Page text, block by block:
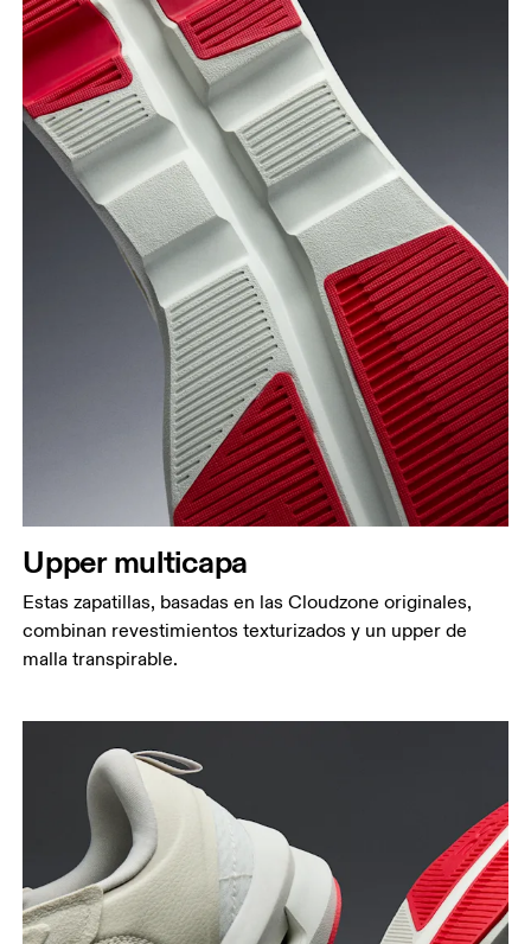
Upper multicapa
Estas zapatillas, basadas en las Cloudzone originales,
combinan revestimientos texturizados y un upper de
malla transpirable.